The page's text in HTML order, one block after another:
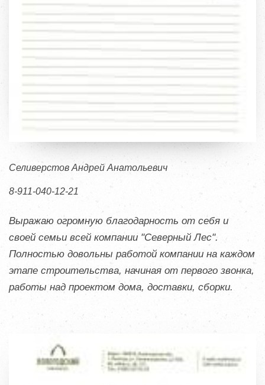
Селиверстов Андрей Анатольевич
8-911-040-12-21
Выражаю огромную благодарность от себя и
своей семьи всей компании "Северный Лес".
Полностью довольны работой компании на каждом
этапе строительства, начиная от первого звонка,
работы над проектом дома, доставки, сборки.